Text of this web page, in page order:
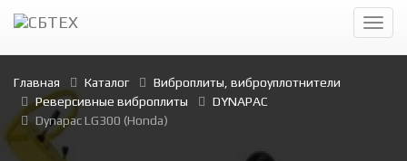
Главная Каталог
Виброплиты, виброуплотнители
Реверсивные виброплиты
DYNAPAC
Dynapac LG300 (Honda)